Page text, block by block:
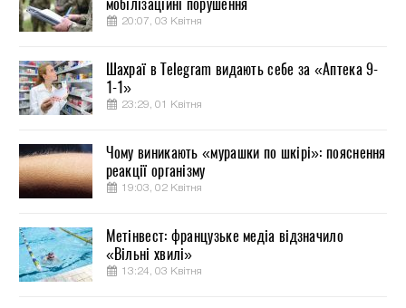
20:07, 03 Квітня
Шахраї в Telegram видають себе за «Аптека 9-
1-1»
23:29, 01 Квітня
Чому виникають «мурашки по шкірі»: пояснення
реакції організму
19:03, 02 Квітня
Метінвест: французьке медіа відзначило
«Вільні хвилі»
13:24, 03 Квітня